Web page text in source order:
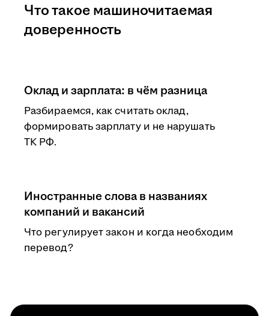
Оклад и зарплата: в чём разница
Разбираемся, как считать оклад,
формировать зарплату и не нарушать
ТК РФ.
Иностранные слова в названиях
компаний и вакансий
Что регулирует закон и когда необходим
перевод?
Что такое машиночитаемая
доверенность